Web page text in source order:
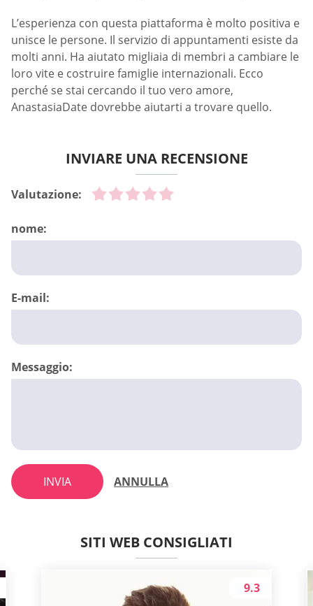
L’esperienza con questa piattaforma è molto positiva e
unisce le persone. Il servizio di appuntamenti esiste da
molti anni. Ha aiutato migliaia di membri a cambiare le
loro vite e costruire famiglie internazionali. Ecco
perché se stai cercando il tuo vero amore,
AnastasiaDate dovrebbe aiutarti a trovare quello.
INVIARE UNA RECENSIONE
Valutazione:
nome:
E-mail:
Messaggio:
INVIA ANNULLA
SITI WEB CONSIGLIATI
9.3